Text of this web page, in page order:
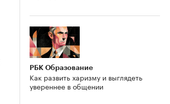
РБК Образование
Как развить харизму и выглядеть
увереннее в общении